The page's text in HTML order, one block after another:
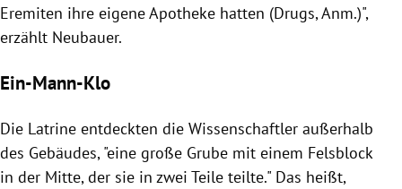
Eremiten ihre eigeneApotheke hatten (Drugs, Anm.)",
erzählt Neubauer.
Ein-Mann-Klo
Die Latrine entdeckten die Wissenschaftler außerhalb
des Gebäudes, "eine große Grube mit einem Felsblock
in der Mitte, der sie in zwei Teile teilte." Das heißt,